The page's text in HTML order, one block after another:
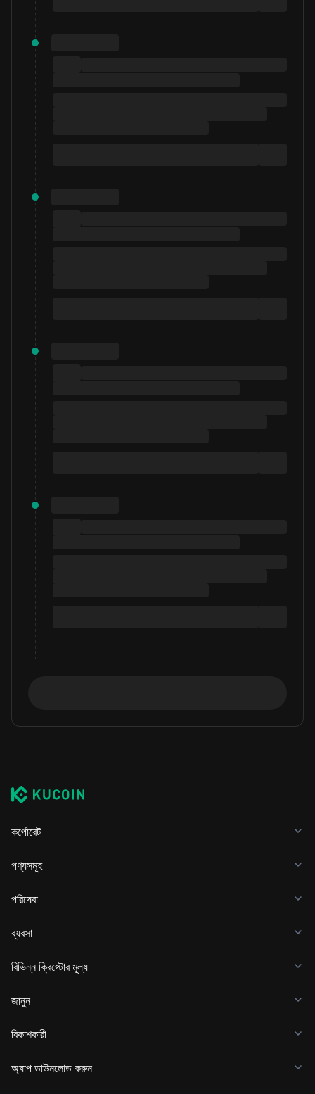
কর্পোরেট
পণ্যসমূহ
পরিষেবা
ব্যবসা
বিভিন্ন ক্রিপ্টোর মূল্য
জানুন
বিকাশকারী
অ্যাপ ডাউনলোড করুন